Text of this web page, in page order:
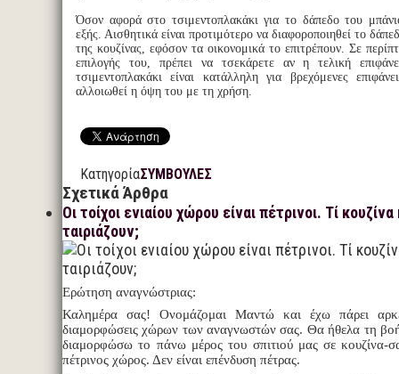
Όσον αφορά στο τσιμεντοπλακάκι για το δάπεδο του
εξής. Αισθητικά είναι προτιμότερο να διαφοροποιηθεί το
της κουζίνας, εφόσον τα οικονομικά το επιτρέπουν. Σε
επιλογής του, πρέπει να τσεκάρετε αν η τελική
τσιμεντοπλακάκι είναι κατάλληλη για βρεχόμενες
αλλοιωθεί η όψη του με τη χρήση.
ΚατηγορίαΣΥΜΒΟΥΛΕΣ
Σχετικά Άρθρα
Οι τοίχοι ενιαίου χώρου είναι πέτρινοι. Τί
ταιριάζουν;
Ερώτηση αναγνώστριας:
Καλημέρα σας! Ονομάζομαι Μαντώ και έχω πάρει
διαμορφώσεις χώρων των αναγνωστών σας. Θα ήθελα τη
διαμορφώσω το πάνω μέρος του σπιτιού μας σε κουζίνα-
πέτρινος χώρος. Δεν είναι επένδυση πέτρας.